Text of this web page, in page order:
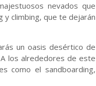
nevados que
y climbing, que te dejarán
un oasis desértico de
los alrededores de este
como el sandboarding,